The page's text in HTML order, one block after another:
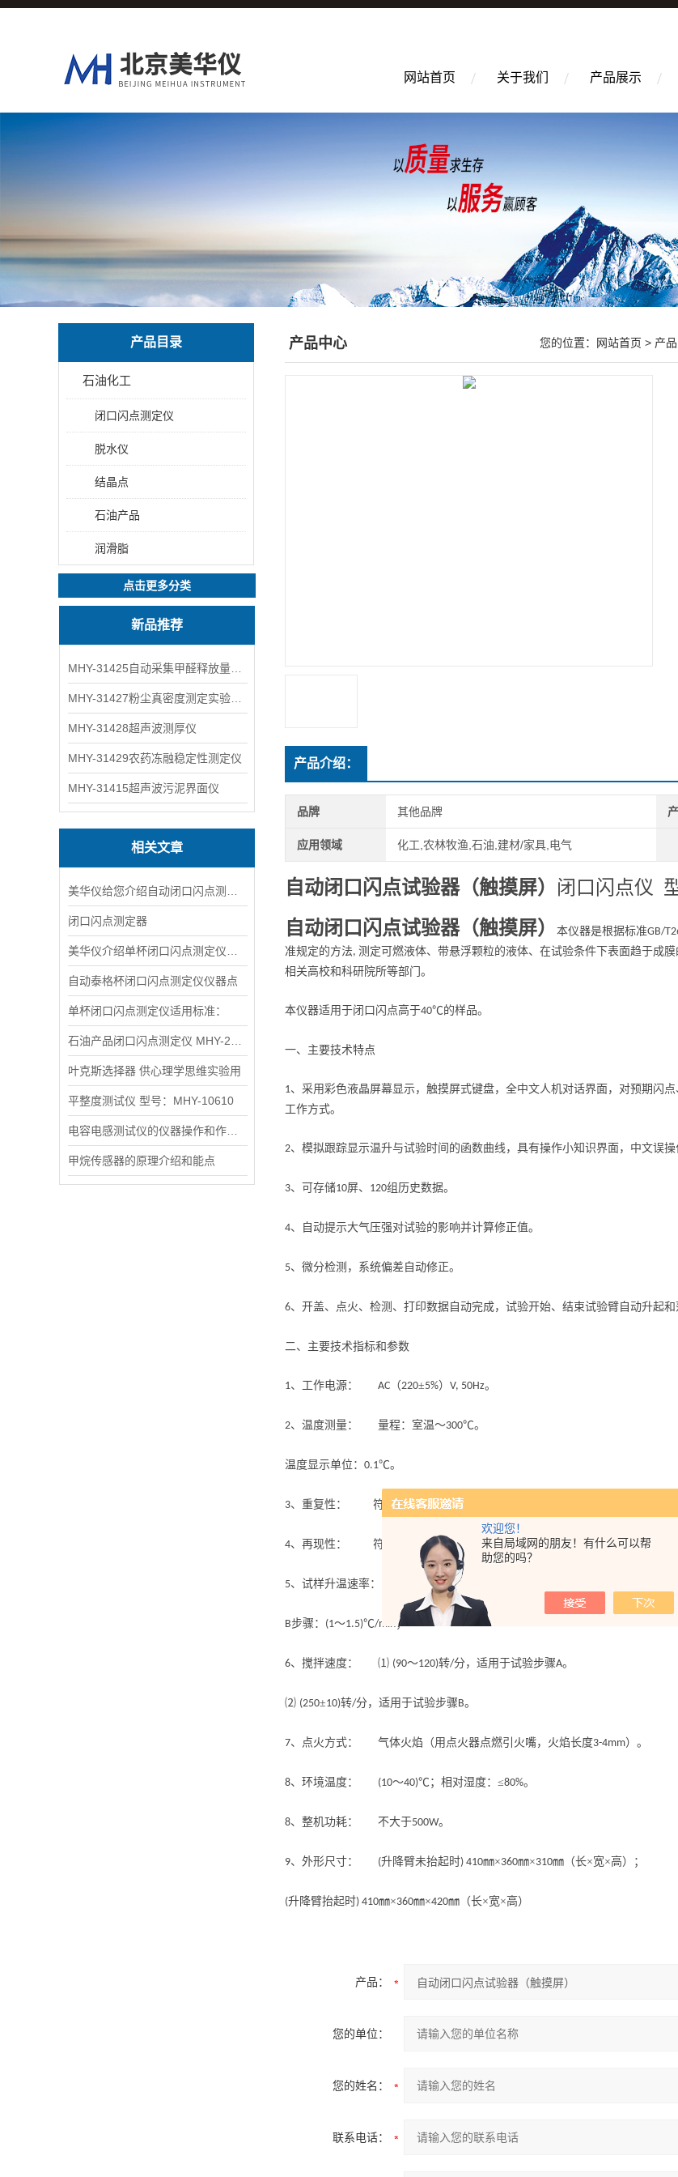
欢迎您！
来自局域网的朋友！有什么可以帮
助您的吗？
网站首页 关于我们 产品展示
产品目录
石油化工
闭口闪点测定仪
脱水仪
结晶点
石油产品
润滑脂
点击更多分类
新品推荐
MHY-31428超声波测厚仪
MHY-31429农药冻融稳定性测定仪
MHY-31415超声波污泥界面仪
相关文章
闭口闪点测定器
自动泰格杯闭口闪点测定仪仪器点
单杯闭口闪点测定仪适用标准：
叶克斯选择器 供心理学思维实验用
平整度测试仪 型号：MHY-10610
甲烷传感器的原理介绍和能点
产品中心 您的位置： 网站首页 > 产
产品介绍：
品牌 其他品牌
应用领域 化工,农林牧渔,石油,建材/家具,电气
自动闭口闪点试验器（触摸屏） 闭口闪点仪
自动闭口闪点试验器（触摸屏） 本仪器是根据标准GB/
准规定的方法, 测定可燃液体、带悬浮颗粒的液体、在试验条件下表面趋于成
相关高校和科研院所等部门。
本仪器适用于闭口闪点高于40℃的样品。
一、主要技术特点
1、采用彩色液晶屏幕显示，触摸屏式键盘，全中文人机对话界面，对预期闪
工作方式。
2、模拟跟踪显示温升与试验时间的函数曲线，具有操作小知识界面，中文误
3、可存储10屏、 120组历史数据。
4、自动提示大气压强对试验的影响并计算修正值。
5、微分检测，系统偏差自动修正。
6、开盖、点火、检测、打印数据自动完成，试验开始、结束试验臂自动升起和
二、主要技术指标和参数
1、工作电源： AC （220±5%） V, 50Hz。
2、温度测量： 量程：室温～300℃。
温度显示单位： 0.1℃。
3、重复性： 符合GB/T261-2008标准要求。
4、再现性： 符合 GB/T261-2008标准要求。
5、试样升温速率： 步骤：(5～6)℃
B步骤： (1～1.5)℃/min；
6、搅拌速度： ⑴ (90～120)转/分，适用于试验步骤A。
⑵ (250±10)转/分，适用于试验步骤B。
7、点火方式： 气体火焰（用点火器点燃引火嘴，火焰长度3-4mm）。
8、环境温度： (10～40)℃；相对湿度：≤80%。
8、整机功耗： 不大于500W。
9、外形尺寸： (升降臂未抬起时) 410㎜×360㎜×310㎜（长×宽×高）；
(升降臂抬起时) 410㎜×360㎜×420㎜（长×宽×高）
产品：
您的单位：
您的姓名：
联系电话：